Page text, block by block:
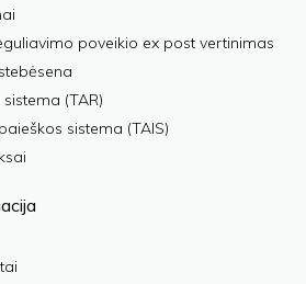
poveikio ex post vertinimas
(TAR)
sistema (TAIS)